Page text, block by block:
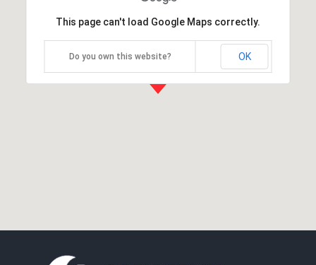
This page can't load Google Maps correctly.
Do you own this website? OK